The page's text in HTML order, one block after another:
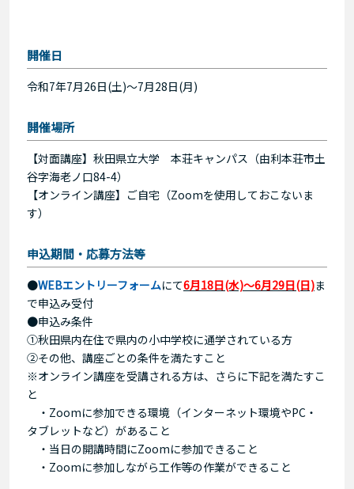
開催日
令和7年7月26日(土)～7月28日(月)
開催場所
【対面講座】秋田県立大学 本荘キャンパス（由利本荘市土
谷字海老ノ口84-4）
【オンライン講座】ご自宅（Zoomを使用しておこないま
す）
申込期間・応募方法等
●WEBエントリーフォームにて6月18日(水)～6月29日(日)ま
で申込み受付
●申込み条件
①秋田県内在住で県内の小中学校に通学されている方
②その他、講座ごとの条件を満たすこと
※オンライン講座を受講される方は、さらに下記を満たすこ
と
・Zoomに参加できる環境（インターネット環境やPC・
タブレットなど）があること
・当日の開講時間にZoomに参加できること
・Zoomに参加しながら工作等の作業ができること